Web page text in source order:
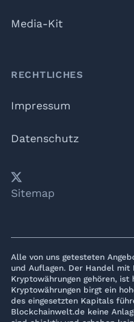
Media-Kit
RECHTLICHES
Impressum
Datenschutz
YouTube
𝕏 LinkedIn
Telegram
Sitemap
Alle von uns getesteten
und Auflagen. Der Handel mit
Kryptowährungen gehören,
Kryptowährungen birgt ein
des eingesetzten Kapitals
Blockchainwelt.de keine